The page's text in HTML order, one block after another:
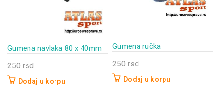
Gumena navlaka 80 x 40mm
250 rsd
Dodaj u korpu
Gumena ručka
250 rsd
Dodaj u korpu